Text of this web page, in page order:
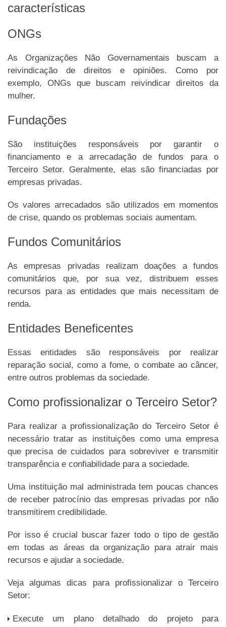
características
ONGs
As Organizações Não Governamentais buscam a
reivindicação de direitos e opiniões. Como por
exemplo, ONGs que buscam reivindicar direitos da
mulher.
Fundações
São instituições responsáveis por garantir o
financiamento e a arrecadação de fundos para o
Terceiro Setor. Geralmente, elas são financiadas por
empresas privadas.
Os valores arrecadados são utilizados em momentos
de crise, quando os problemas sociais aumentam.
Fundos Comunitários
As empresas privadas realizam doações a fundos
comunitários que, por sua vez, distribuem esses
recursos para as entidades que mais necessitam de
renda.
Entidades Beneficentes
Essas entidades são responsáveis por realizar
reparação social, como a fome, o combate ao câncer,
entre outros problemas da sociedade.
Como profissionalizar o Terceiro Setor?
Para realizar a profissionalização do Terceiro Setor é
necessário tratar as instituições como uma empresa
que precisa de cuidados para sobreviver e transmitir
transparência e confiabilidade para a sociedade.
Uma instituição mal administrada tem poucas chances
de receber patrocínio das empresas privadas por não
transmitirem credibilidade.
Por isso é crucial buscar fazer todo o tipo de gestão
em todas as áreas da organização para atrair mais
recursos e ajudar a sociedade.
Veja algumas dicas para profissionalizar o Terceiro
Setor:
Execute um plano detalhado do projeto para